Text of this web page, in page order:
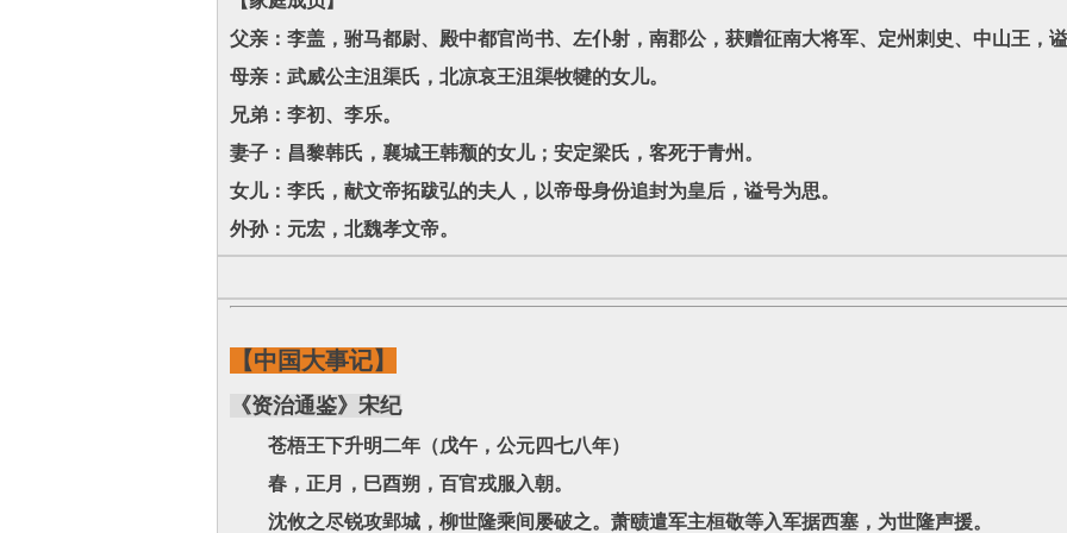
父亲：李盖，驸马都尉、殿中都官尚书、左仆射，南郡公，获赠征南大将军、定州刺史、中山王，
母亲：武威公主沮渠氏，北凉哀王沮渠牧犍的女儿。
兄弟：李初、李乐。
妻子：昌黎韩氏，襄城王韩颓的女儿；安定梁氏，客死于青州。
女儿：李氏，献文帝拓跋弘的夫人，以帝母身份追封为皇后，谥号为思。
外孙：元宏，北魏孝文帝。
【中国大事记】
《资治通鉴》宋纪
苍梧王下升明二年（戊午，公元四七八年）
春，正月，巳酉朔，百官戎服入朝。
沈攸之尽锐攻郢城，柳世隆乘间屡破之。萧赜遣军主桓敬等入军据西塞，为世隆声援。